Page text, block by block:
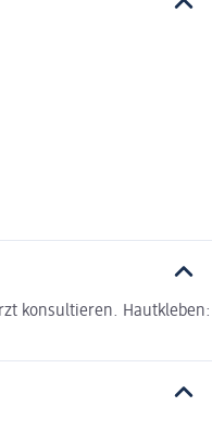
konsultieren. Hautkleben: